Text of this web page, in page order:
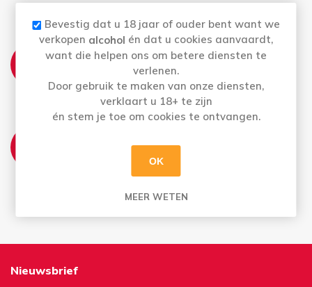
THUISLEVERING:
Wij leveren elke woensdag en vrijdag aan
huis
Bestellingen op zondag en maandag kan u
vanaf dinsdag afhalen
Nieuwsbrief
Bevestig dat u 18 jaar of ouder bent want we
verkopen alcohol én dat u cookies aanvaardt,
want die helpen ons om betere diensten te
verlenen.
Door gebruik te maken van onze diensten,
verklaart u 18+ te zijn
én stem je toe om cookies te ontvangen.
OK
MEER WETEN